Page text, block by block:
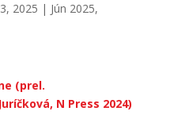
2025 | Jún 2025,
(prel.
N Press 2024)